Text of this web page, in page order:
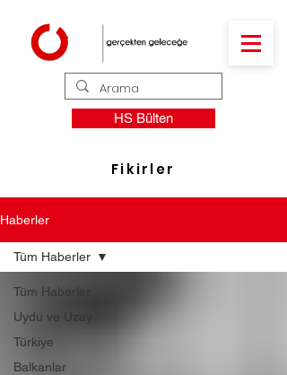
HS Bülten
Fikirler
Haberler
Tüm Haberler
Uydu ve Uzay
Türkiye
Balkanlar
Tüm Haberler